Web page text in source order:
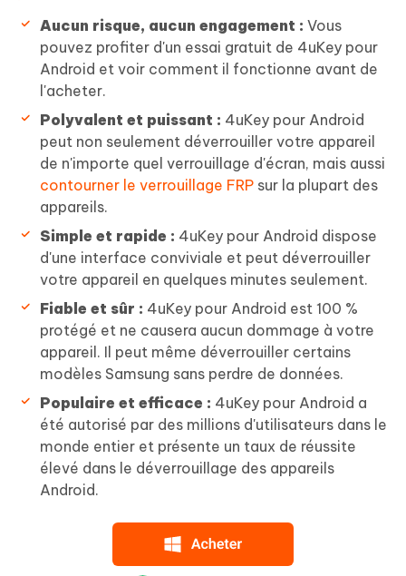
Aucun risque, aucun engagement : Vous
pouvez profiter d'un essai gratuit de 4uKey pour
Android et voir comment il fonctionne avant de
l'acheter.
Polyvalent et puissant : 4uKey pour Android
peut non seulement déverrouiller votre appareil
de n'importe quel verrouillage d'écran, mais aussi
contourner le verrouillage FRP sur la plupart des
appareils.
Simple et rapide : 4uKey pour Android dispose
d'une interface conviviale et peut déverrouiller
votre appareil en quelques minutes seulement.
Fiable et sûr : 4uKey pour Android est 100 %
protégé et ne causera aucun dommage à votre
appareil. Il peut même déverrouiller certains
modèles Samsung sans perdre de données.
Populaire et efficace : 4uKey pour Android a
été autorisé par des millions d'utilisateurs dans le
monde entier et présente un taux de réussite
élevé dans le déverrouillage des appareils
Android.